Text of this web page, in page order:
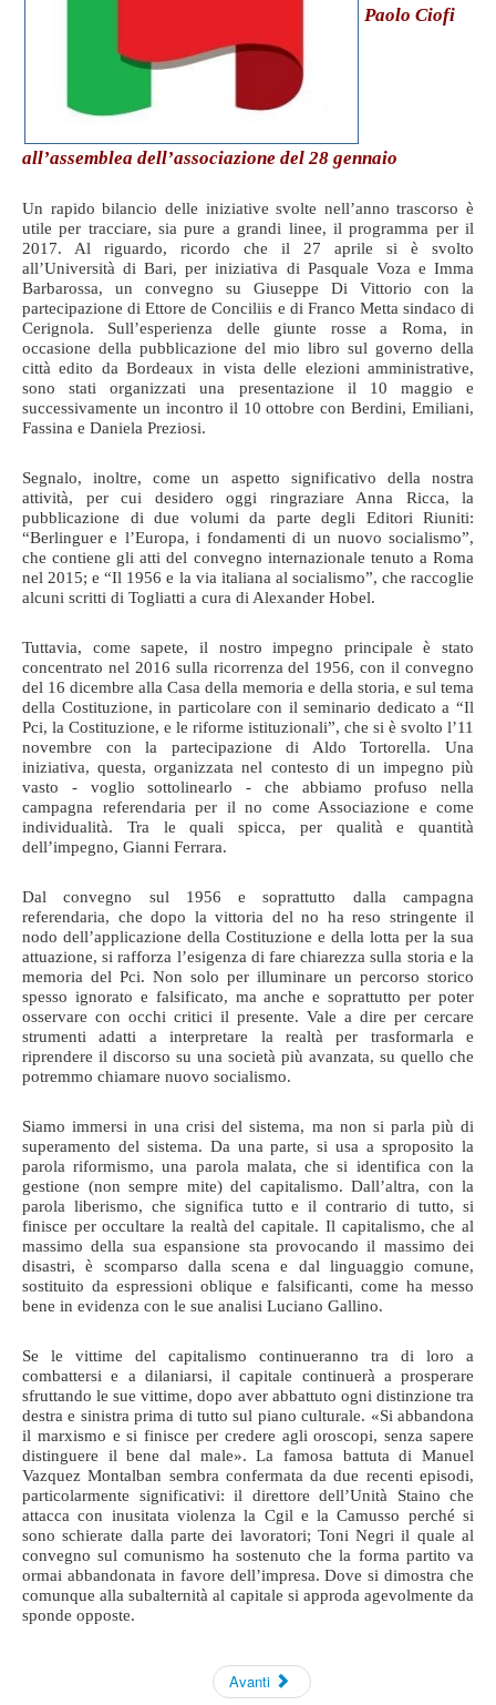
Paolo Ciofi
all’assemblea dell’associazione del 28 gennaio
Un rapido bilancio delle iniziative svolte nell’anno trascorso è
utile per tracciare, sia pure a grandi linee, il programma per il
2017. Al riguardo, ricordo che il 27 aprile si è svolto
all’Università di Bari, per iniziativa di Pasquale Voza e Imma
Barbarossa, un convegno su Giuseppe Di Vittorio con la
partecipazione di Ettore de Conciliis e di Franco Metta sindaco di
Cerignola. Sull’esperienza delle giunte rosse a Roma, in
occasione della pubblicazione del mio libro sul governo della
città edito da Bordeaux in vista delle elezioni amministrative,
sono stati organizzati una presentazione il 10 maggio e
successivamente un incontro il 10 ottobre con Berdini, Emiliani,
Fassina e Daniela Preziosi.
Segnalo, inoltre, come un aspetto significativo della nostra
attività, per cui desidero oggi ringraziare Anna Ricca, la
pubblicazione di due volumi da parte degli Editori Riuniti:
“Berlinguer e l’Europa, i fondamenti di un nuovo socialismo”,
che contiene gli atti del convegno internazionale tenuto a Roma
nel 2015; e “Il 1956 e la via italiana al socialismo”, che raccoglie
alcuni scritti di Togliatti a cura di Alexander Hobel.
Tuttavia, come sapete, il nostro impegno principale è stato
concentrato nel 2016 sulla ricorrenza del 1956, con il convegno
del 16 dicembre alla Casa della memoria e della storia, e sul tema
della Costituzione, in particolare con il seminario dedicato a “Il
Pci, la Costituzione, e le riforme istituzionali”, che si è svolto l’11
novembre con la partecipazione di Aldo Tortorella. Una
iniziativa, questa, organizzata nel contesto di un impegno più
vasto - voglio sottolinearlo - che abbiamo profuso nella
campagna referendaria per il no come Associazione e come
individualità. Tra le quali spicca, per qualità e quantità
dell’impegno, Gianni Ferrara.
Dal convegno sul 1956 e soprattutto dalla campagna
referendaria, che dopo la vittoria del no ha reso stringente il
nodo dell’applicazione della Costituzione e della lotta per la sua
attuazione, si rafforza l’esigenza di fare chiarezza sulla storia e la
memoria del Pci. Non solo per illuminare un percorso storico
spesso ignorato e falsificato, ma anche e soprattutto per poter
osservare con occhi critici il presente. Vale a dire per cercare
strumenti adatti a interpretare la realtà per trasformarla e
riprendere il discorso su una società più avanzata, su quello che
potremmo chiamare nuovo socialismo.
Siamo immersi in una crisi del sistema, ma non si parla più di
superamento del sistema. Da una parte, si usa a sproposito la
parola riformismo, una parola malata, che si identifica con la
gestione (non sempre mite) del capitalismo. Dall’altra, con la
parola liberismo, che significa tutto e il contrario di tutto, si
finisce per occultare la realtà del capitale. Il capitalismo, che al
massimo della sua espansione sta provocando il massimo dei
disastri, è scomparso dalla scena e dal linguaggio comune,
sostituito da espressioni oblique e falsificanti, come ha messo
bene in evidenza con le sue analisi Luciano Gallino.
Se le vittime del capitalismo continueranno tra di loro a
combattersi e a dilaniarsi, il capitale continuerà a prosperare
sfruttando le sue vittime, dopo aver abbattuto ogni distinzione tra
destra e sinistra prima di tutto sul piano culturale. «Si abbandona
il marxismo e si finisce per credere agli oroscopi, senza sapere
distinguere il bene dal male». La famosa battuta di Manuel
Vazquez Montalban sembra confermata da due recenti episodi,
particolarmente significativi: il direttore dell’Unità Staino che
attacca con inusitata violenza la Cgil e la Camusso perché si
sono schierate dalla parte dei lavoratori; Toni Negri il quale al
convegno sul comunismo ha sostenuto che la forma partito va
ormai abbandonata in favore dell’impresa. Dove si dimostra che
comunque alla subalternità al capitale si approda agevolmente da
sponde opposte.
Avanti